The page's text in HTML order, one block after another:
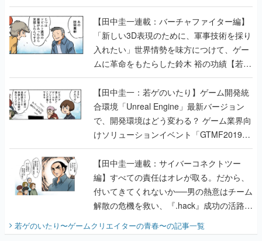
【若ゲのいたり最終回】
【田中圭一連載：バーチャファイター編】
「新しい3D表現のために、軍事技術を採り
入れたい」世界情勢を味方につけて、ゲー
ムに革命をもたらした鈴木 裕の功績【若ゲ
のいたり】
【田中圭一：若ゲのいたり】ゲーム開発統
合環境「Unreal Engine」最新バージョン
で、開発環境はどう変わる？ ゲーム業界向
けソリューションイベント「GTMF2019」
に行って、より理解を深めよう【PR】
【田中圭一連載：サイバーコネクトツー
編】すべての責任はオレが取る。だから、
付いてきてくれないか──男の熱意はチーム
解散の危機を救い、『.hack』成功の活路を
開く。業界の快男児・松山 洋に流れる血は
『少年ジャンプ』色だった【若ゲのいた
若ゲのいたり〜ゲームクリエイターの青春〜の記事一覧